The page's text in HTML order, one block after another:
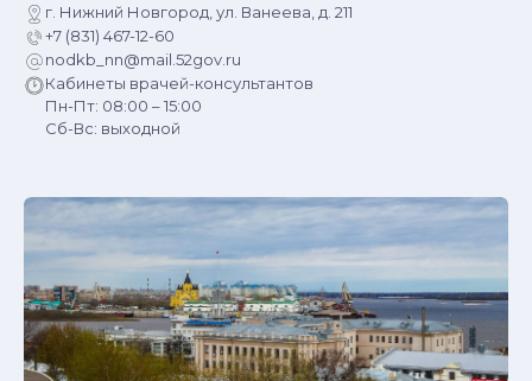
г. Нижний Новгород, ул. Ванеева, д. 211
+7 (831) 467-12-60
nodkb_nn@mail.52gov.ru
Кабинеты врачей-консультантов
Пн-Пт: 08:00 – 15:00
Сб-Вс: выходной